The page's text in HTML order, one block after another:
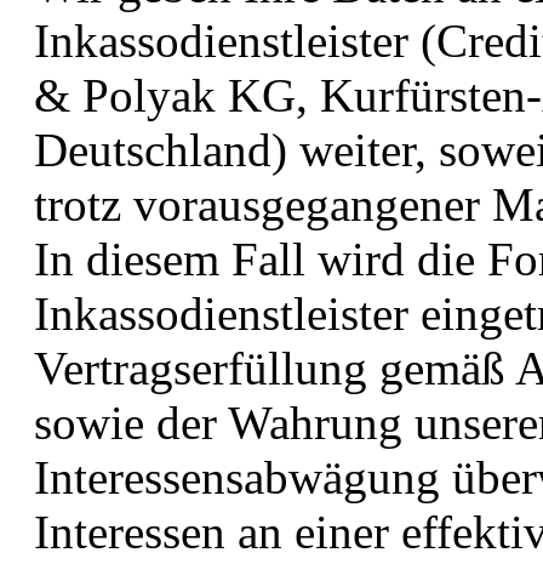
Inkassodienstleister
& Polyak KG,
Deutschland) weiter,
trotz vorausgegangener
In diesem Fall wird die
Inkassodienstleister
Vertragserfüllung gemäß
sowie der Wahrung
Interessensabwägung
Interessen an einer